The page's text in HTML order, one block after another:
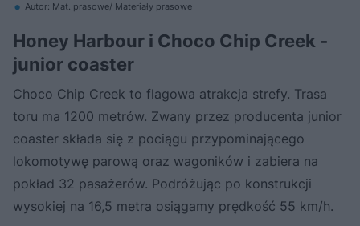
Autor: Mat. prasowe/ Materiały prasowe
Honey Harbour i Choco Chip Creek -
junior coaster
Choco Chip Creek to flagowa atrakcja strefy. Trasa
toru ma 1200 metrów. Zwany przez producenta junior
coaster składa się z pociągu przypominającego
lokomotywę parową oraz wagoników i zabiera na
pokład 32 pasażerów. Podróżując po konstrukcji
wysokiej na 16,5 metra osiągamy prędkość 55 km/h.